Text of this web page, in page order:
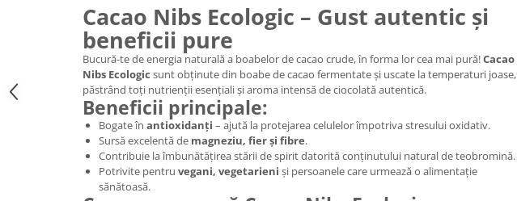
Cacao Nibs Ecologic – Gust autentic și
beneficii pure
Bucură-te de energia naturală a boabelor de cacao crude, în forma lor cea mai pură!Cacao
Nibs Ecologic sunt obținute din boabe de cacao fermentate și uscate la temperaturi joase,
păstrând toți nutrienții esențiali și aroma intensă de ciocolată autentică.
Beneficii principale:
Bogate în antioxidanți – ajută la protejarea celulelor împotriva stresului oxidativ.
Sursă excelentă de magneziu, fier și fibre.
Contribuie la îmbunătățirea stării de spirit datorită conținutului natural de teobromină.
Potrivite pentru vegani, vegetarieni și persoanele care urmează o alimentație
sănătoasă.